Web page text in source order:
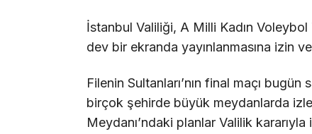
İstanbul Valiliği, A Milli Kadın Voleybol
dev bir ekranda yayınlanmasına izin
Filenin Sultanları’nın final maçı
birçok şehirde büyük meydanlarda
Meydanı’ndaki planlar Valilik